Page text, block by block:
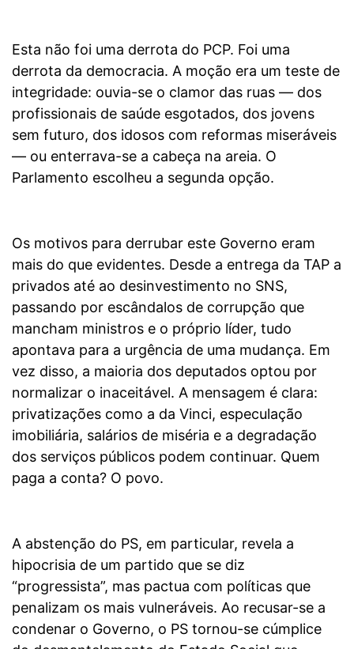
Esta não foi uma derrota do PCP. Foi uma
derrota da democracia. A moção era um teste de
integridade: ouvia-se o clamor das ruas — dos
profissionais de saúde esgotados, dos jovens
sem futuro, dos idosos com reformas miseráveis
— ou enterrava-se a cabeça na areia. O
Parlamento escolheu a segunda opção.
Os motivos para derrubar este Governo eram
mais do que evidentes. Desde a entrega da TAP a
privados até ao desinvestimento no SNS,
passando por escândalos de corrupção que
mancham ministros e o próprio líder, tudo
apontava para a urgência de uma mudança. Em
vez disso, a maioria dos deputados optou por
normalizar o inaceitável. A mensagem é clara:
privatizações como a da Vinci, especulação
imobiliária, salários de miséria e a degradação
dos serviços públicos podem continuar. Quem
paga a conta? O povo.
A abstenção do PS, em particular, revela a
hipocrisia de um partido que se diz
“progressista”, mas pactua com políticas que
penalizam os mais vulneráveis. Ao recusar-se a
condenar o Governo, o PS tornou-se cúmplice